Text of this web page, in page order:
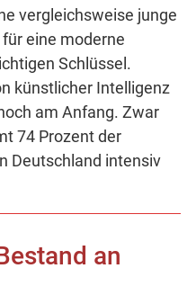
vergleichsweise junge
eine moderne
Schlüssel.
künstlicher Intelligenz
am Anfang. Zwar
74 Prozent der
Deutschland intensiv
an